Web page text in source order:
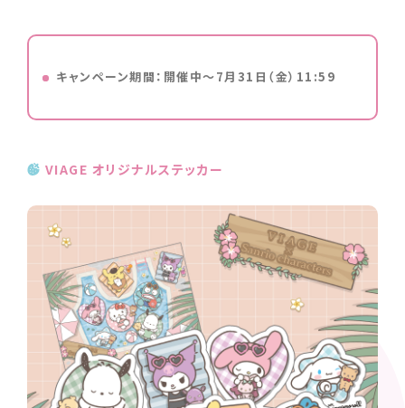
キャンペーン期間：開催中～7月31日（金）11:59
VIAGE オリジナルステッカー